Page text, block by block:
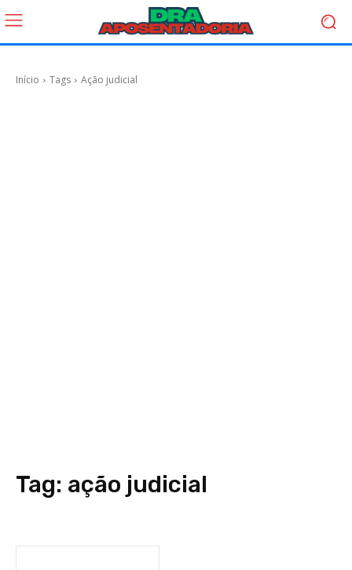
Início Tags Ação judicial
Tag: ação judicial